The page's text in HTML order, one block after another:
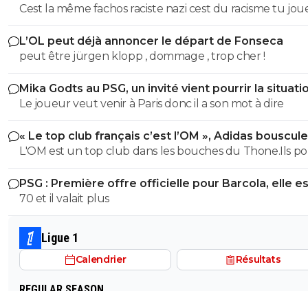
Cest la même fachos raciste nazi cest du racisme tu
les mots là finalité est la meme...
L’OL peut déjà annoncer le départ de Fonseca
peut être jürgen klopp , dommage , trop cher !
Mika Godts au PSG, un invité vient pourrir la
Le joueur veut venir à Paris donc il a son mot à dire
« Le top club français c’est l’OM », Adidas
PSG
L'OM est un top club dans les bouches du Thone.Ils
gagner la coupe departementale en 2026
PSG : Première offre officielle pour Barcola, elle
choquante
70 et il valait plus
Ligue 1
Calendrier Résultats